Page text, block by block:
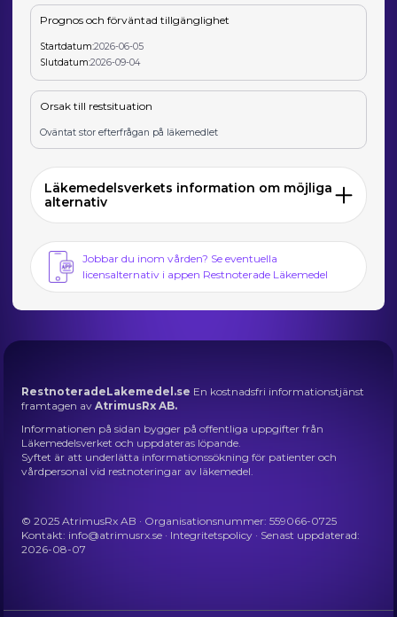
Prognos och förväntad tillgänglighet
Startdatum:2026-06-05
Slutdatum:2026-09-04
Orsak till restsituation
Oväntat stor efterfrågan på läkemedlet
Läkemedelsverkets information om möjliga
alternativ
Jobbar du inom vården? Se eventuella
licensalternativ i appen Restnoterade Läkemedel
RestnoteradeLakemedel.se En kostnadsfri informationstjänst
framtagen avAtrimusRx AB.
Informationen på sidan bygger på offentliga uppgifter från
Läkemedelsverket och uppdateras löpande.
Syftet är att underlätta informationssökning för patienter och
vårdpersonal vid restnoteringar av läkemedel.
© 2025 AtrimusRx AB · Organisationsnummer: 559066-0725
Kontakt: info@atrimusrx.se · Integritetspolicy · Senast uppdaterad:
2026-08-07